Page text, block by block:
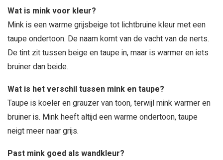
Wat is mink voor kleur?
Mink is een warme grijsbeige tot lichtbruine kleur met een
taupe ondertoon. De naam komt van de vacht van de nerts.
De tint zit tussen beige en taupe in, maar is warmer en iets
bruiner dan beide.
Wat is het verschil tussen mink en taupe?
Taupe is koeler en grauzer van toon, terwijl mink warmer en
bruiner is. Mink heeft altijd een warme ondertoon, taupe
neigt meer naar grijs.
Past mink goed als wandkleur?